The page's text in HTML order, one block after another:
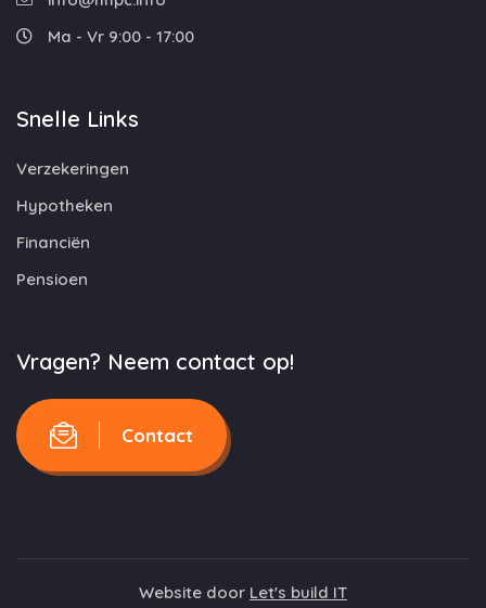
Ma - Vr 9:00 - 17:00
Snelle Links
Verzekeringen
Hypotheken
Financiën
Pensioen
Vragen? Neem contact op!
Contact
Website door Let's build IT